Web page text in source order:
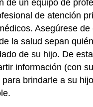
de un equipo de
de atención
Asegúrese
la salud sepan
de su hijo. De
información (con
brindarle a su